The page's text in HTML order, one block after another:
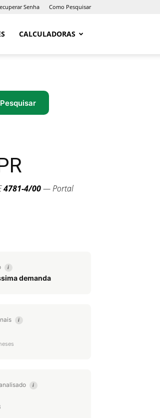
Senha Como Pesquisar
CALCULADORAS
Pesquisar
4781-4/00— Portal
i
demanda
i
i